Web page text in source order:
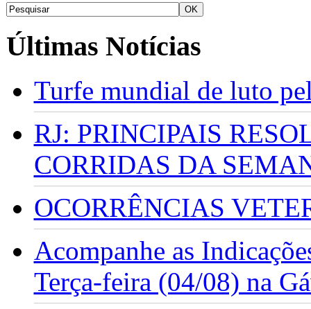
Últimas Notícias
Turfe mundial de luto
RJ: PRINCIPAIS
CORRIDAS DA
OCORRÊNCIAS
Acompanhe as
Terça-feira (04/08) na